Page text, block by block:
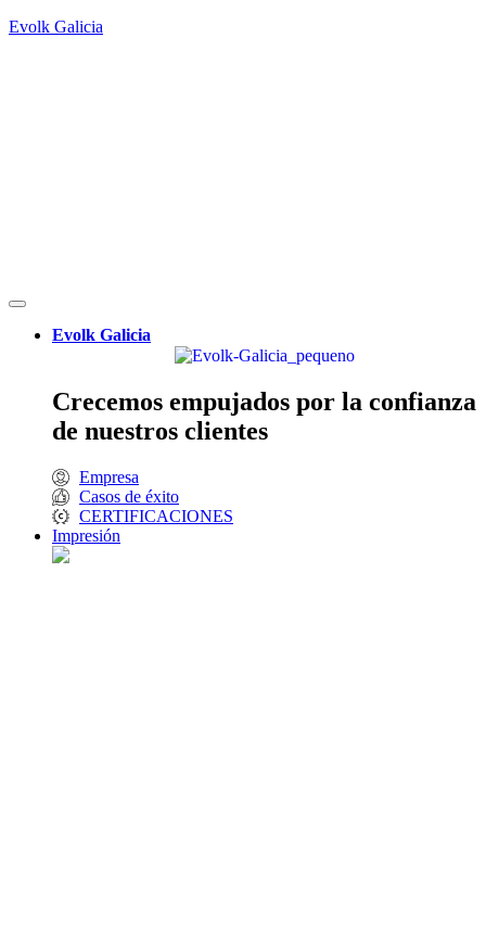
Evolk Galicia
Evolk Galicia
Crecemos empujados por la confianza
de nuestros clientes
Empresa
Casos de éxito
CERTIFICACIONES
Impresión